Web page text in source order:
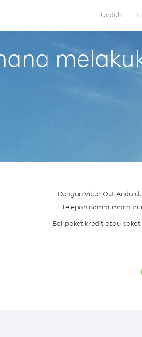
Unduh
Dengan Viber Out Anda
Telepon nomor mana
Beli paket kredit atau